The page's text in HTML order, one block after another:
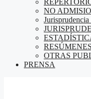
NO
OTRAS
PRENSA